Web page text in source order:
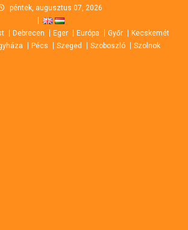
péntek, augusztus 07, 2026
Debrecen Eger Európa Győr
Kecskemét
Pécs Szeged Szoboszló Szolnok